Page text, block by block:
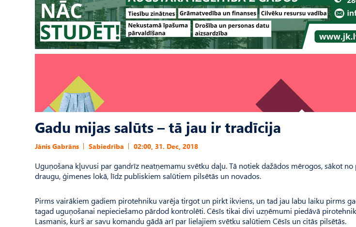
Gadu mijas salūts – tā jau ir tradīcija
Jānis Gabrāns Sabiedrība 02:00, 31. Dec, 2018
Uguņošana kļuvusi par gandrīz neatņemamu svētku daļu. Tā notiek dažādos mērogos, sākot
draugu, ģimenes lokā, līdz publiskiem salūtiem pilsētās un novados.
Pirms vairākiem gadiem pirotehniku varēja tirgot un pirkt ikviens, un tad jau labu laiku pirms
tagad uguņošanai nepieciešamo pārdod kontrolēti. Cēsīs tikai divi uzņēmumi piedāvā
Lasmanis, kurš ar savu komandu gādā arī par lielajiem svētku salūtiem Cēsīs un citās pilsētās.